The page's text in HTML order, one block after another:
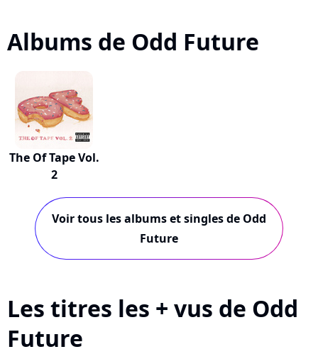
Albums de Odd Future
The Of Tape Vol.
2
Voir tous les albums et singles de Odd
Future
Les titres les + vus de Odd
Future